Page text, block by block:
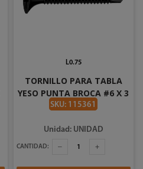
TORNILLO PARA TABLA
YESO PUNTA BROCA #6 X 3
PLG
SKU: 115361
L0.75
Unidad: UNIDAD
CANTIDAD: